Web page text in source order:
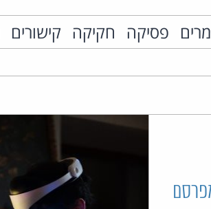
פסיקה חקיקה קישורים